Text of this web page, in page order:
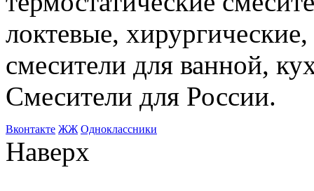
локтевые,
смесители для ванной,
Смесители для России.
Bконтакте ЖЖ Одноклассники
Наверх